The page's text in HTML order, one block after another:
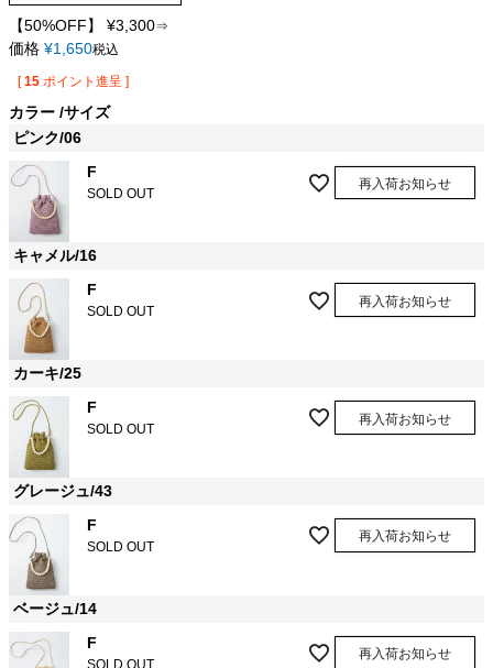
【50%OFF】 ¥3,300⇒
価格 ¥1,650税込
[ 15 ポイント進呈 ]
カラー サイズ
ピンク/06
F
SOLD OUT
再入荷お知らせ
キャメル/16
F
SOLD OUT
再入荷お知らせ
カーキ/25
F
SOLD OUT
再入荷お知らせ
グレージュ/43
F
SOLD OUT
再入荷お知らせ
ベージュ/14
F
SOLD OUT
再入荷お知らせ